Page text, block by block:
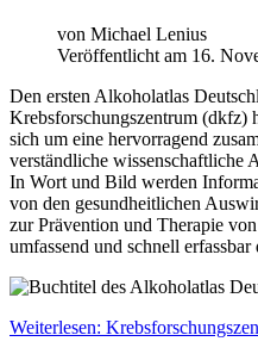
von Michael Lenius
Veröffentlicht am 16.
Den ersten Alkoholatlas
Krebsforschungszentrum (dkfz)
sich um eine hervorragend
verständliche wissenschaftliche
In Wort und Bild werden
von den gesundheitlichen
zur Prävention und Therapie
umfassend und schnell erfassbar
Weiterlesen: